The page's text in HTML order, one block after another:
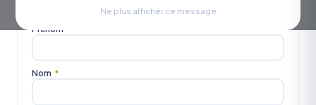
Ne plus afficher ce message
Mlle
Prénom
Nom *